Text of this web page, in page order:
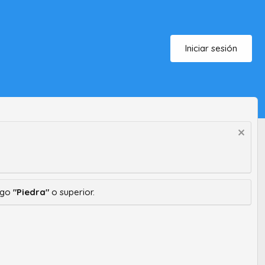
Iniciar sesión
"Piedra" o superior.